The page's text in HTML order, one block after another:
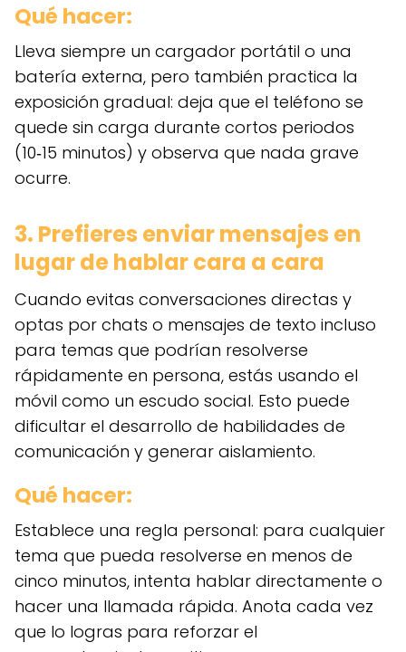
Qué hacer:
Lleva siempre un cargador portátil o una
batería externa, pero también practica la
exposición gradual: deja que el teléfono se
quede sin carga durante cortos periodos
(10‑15 minutos) y observa que nada grave
ocurre.
3. Prefieres enviar mensajes en
lugar de hablar cara a cara
Cuando evitas conversaciones directas y
optas por chats o mensajes de texto incluso
para temas que podrían resolverse
rápidamente en persona, estás usando el
móvil como un escudo social. Esto puede
dificultar el desarrollo de habilidades de
comunicación y generar aislamiento.
Qué hacer:
Establece una regla personal: para cualquier
tema que pueda resolverse en menos de
cinco minutos, intenta hablar directamente o
hacer una llamada rápida. Anota cada vez
que lo logras para reforzar el